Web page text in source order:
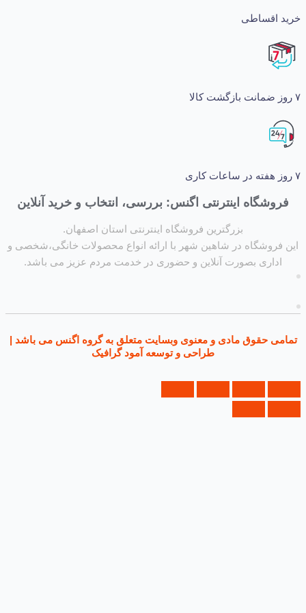
اینترنتی اگنس: بررسی، انتخاب و خرید آنلاین
بزرگترین فروشگاه اینترنتی استان اصفهان.
در شاهین شهر با ارائه انواع محصولات خانگی،شخصی و
بصورت آنلاین و حضوری در خدمت مردم عزیز می باشد.
حقوق مادی و معنوی وبسایت متعلق به گروه اگنس می باشد |
طراحی و توسعه آمود گرافیک